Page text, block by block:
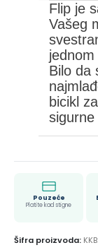
Flip je
Vašeg
Bilo da
bicikl
Pouzeće
Platite kad stigne
Šifra proizvoda: